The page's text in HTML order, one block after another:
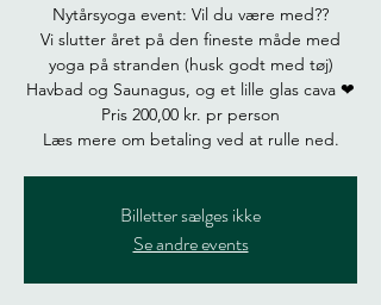
Nytårsyoga event: Vil du være med??
Vi slutter året på den fineste måde med
yoga på stranden (husk godt med tøj)
Havbad og Saunagus, og et lille glas cava ❤
Pris 200,00 kr. pr person
Læs mere om betaling ved at rulle ned.
Billetter sælges ikke
Se andre events